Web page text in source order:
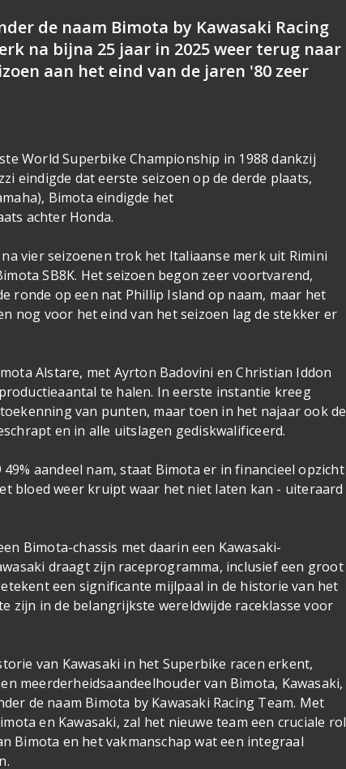
de naam Bimota by Kawasaki Racing
na bijna 25 jaar in 2025 weer terug naar
aan het eind van de jaren '80 zeer
World Superbike Championship in 1988 dankzij
eindigde dat eerste seizoen op de derde plaats,
Bimota eindigde het
achter Honda.
vier seizoenen trok het Italiaanse merk uit Rimini
SB8K. Het seizoen begon zeer voortvarend,
ronde op een nat Phillip Island op naam, maar het
nog voor het eind van het seizoen lag de stekker er
Alstare, met Ayrton Badovini en Christian Iddon
te halen. In eerste instantie kreeg
van punten, maar toen in het najaar ook de
en in alle uitslagen gediskwalificeerd.
aandeel nam, staat Bimota er in financieel opzicht
bloed weer kruipt waar het niet laten kan - uiteraard
Bimota-chassis met daarin een Kawasaki-
draagt zijn raceprogramma, inclusief een groot
een significante mijlpaal in de historie van het
zijn in de belangrijkste wereldwijde raceklasse voor
van Kawasaki in het Superbike racen erkent,
meerderheidsaandeelhouder van Bimota, Kawasaki,
de naam Bimota by Kawasaki Racing Team. Met
en Kawasaki, zal het nieuwe team een cruciale rol
Bimota en het vakmanschap wat een integraal